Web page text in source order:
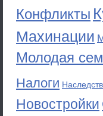
Конфликты
Махинации
Молодая
Налоги
Новостройки